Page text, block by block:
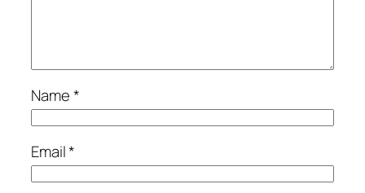
Name*
Email*